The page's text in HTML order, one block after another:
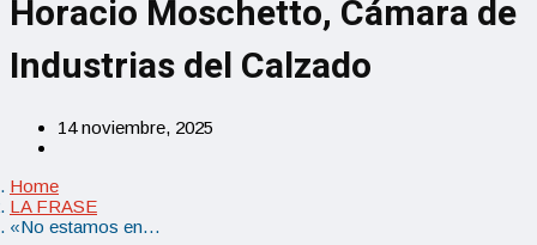
Horacio Moschetto, Cámara de
Industrias del Calzado
14 noviembre, 2025
Home
LA FRASE
«No estamos en…